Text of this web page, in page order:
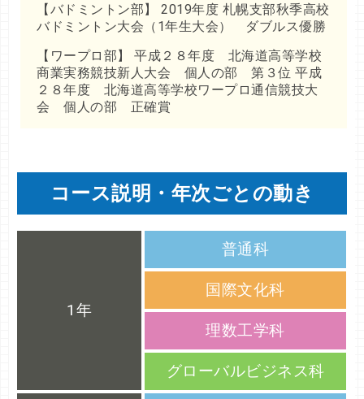
【バドミントン部】 2019年度 札幌支部秋季高校
バドミントン大会（1年生大会） ダブルス優勝
【ワープロ部】 平成２８年度 北海道高等学校
商業実務競技新人大会 個人の部 第３位 平成
２８年度 北海道高等学校ワープロ通信競技大
会 個人の部 正確賞
コース説明・年次ごとの動き
1年
普通科
国際文化科
理数工学科
グローバルビジネス科